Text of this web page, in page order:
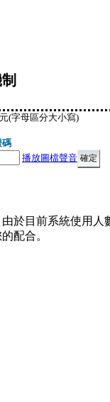
(字母區分大小寫)
碼
播放圖檔聲音
於目前系統使用
配合。